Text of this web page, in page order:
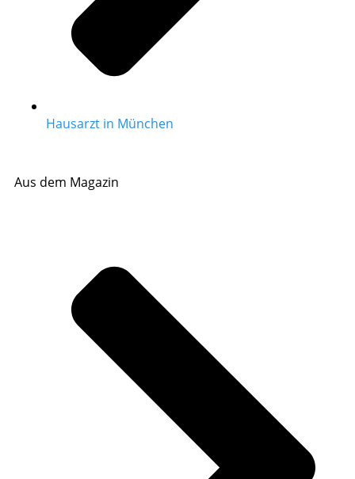
Hausarzt in München
Aus dem Magazin